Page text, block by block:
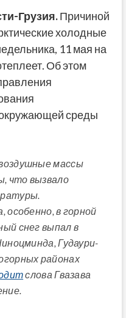
Грузия.Причиной
холодные
11 мая на
Об этом
среды
массы
что вызвало
особенно, в горной
снег выпал в
Гудаури-
районах
слова Гвазава